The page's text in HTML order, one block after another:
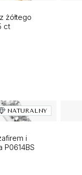
żółtego
ct
NATURALNY
i
P0614BS